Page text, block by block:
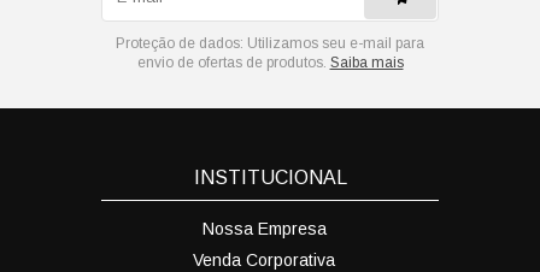
Proteção de dados: Utilizamos seu e-mail para
envio de ofertas de produtos. Saiba mais
INSTITUCIONAL
Nossa Empresa
Venda Corporativa